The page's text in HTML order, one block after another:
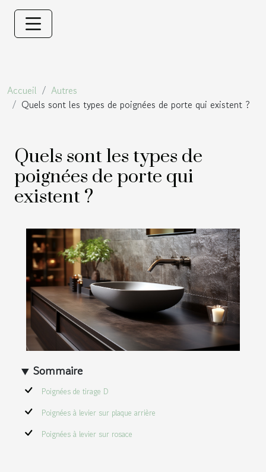
Accueil
Autres
Quels sont les types de poignées de porte qui existent ?
Quels sont les types de
poignées de porte qui
existent ?
Sommaire
Poignées de tirage D
Poignées à levier sur plaque arrière
Poignées à levier sur rosace